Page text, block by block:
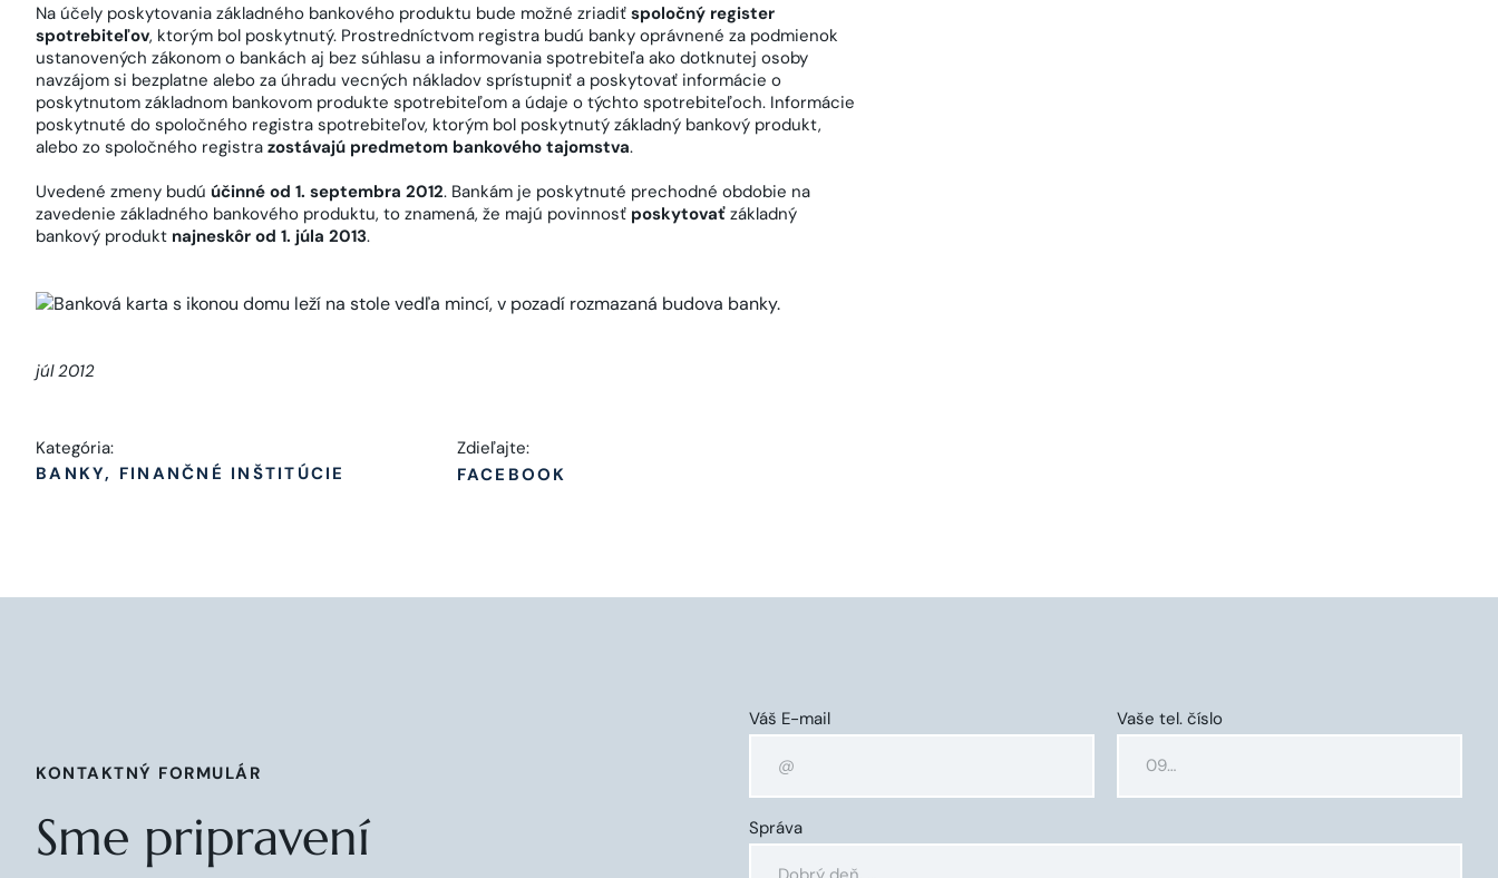
Na účely poskytovania základného bankového produktu bude možné zriadiť spoločný register
spotrebiteľov, ktorým bol poskytnutý. Prostredníctvom registra budú banky oprávnené za podmienok
ustanovených zákonom o bankách aj bez súhlasu a informovania spotrebiteľa ako dotknutej osoby
navzájom si bezplatne alebo za úhradu vecných nákladov sprístupniť a poskytovať informácie o
poskytnutom základnom bankovom produkte spotrebiteľom a údaje o týchto spotrebiteľoch. Informácie
poskytnuté do spoločného registra spotrebiteľov, ktorým bol poskytnutý základný bankový produkt,
alebo zo spoločného registra zostávajú predmetom bankového tajomstva.
Uvedené zmeny budú účinné od 1. septembra 2012. Bankám je poskytnuté prechodné obdobie na
zavedenie základného bankového produktu, to znamená, že majú povinnosť poskytovať základný
bankový produkt najneskôr od 1. júla 2013.
júl 2012
Kategória:
BANKY, FINANČNÉ INŠTITÚCIE
Zdieľajte:
FACEBOOK
KONTAKTNÝ FORMULÁR
Sme pripravení
Váš E-mail Vaše tel. číslo
Správa